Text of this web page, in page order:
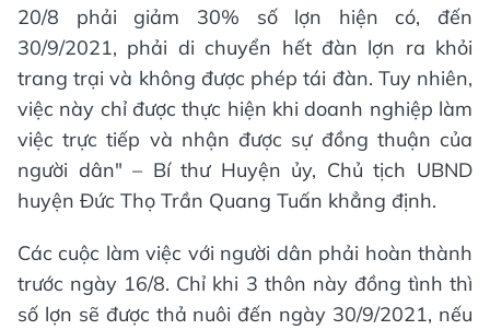
20/8 phải giảm 30% số lợn hiện có, đến
30/9/2021, phải di chuyển hết đàn lợn ra khỏi
trang trại và không được phép tái đàn. Tuy nhiên,
việc này chỉ được thực hiện khi doanh nghiệp làm
việc trực tiếp và nhận được sự đồng thuận của
người dân" – Bí thư Huyện ủy, Chủ tịch UBND
huyện Đức Thọ Trần Quang Tuấn khẳng định.
Các cuộc làm việc với người dân phải hoàn thành
trước ngày 16/8. Chỉ khi 3 thôn này đồng tình thì
số lợn sẽ được thả nuôi đến ngày 30/9/2021, nếu